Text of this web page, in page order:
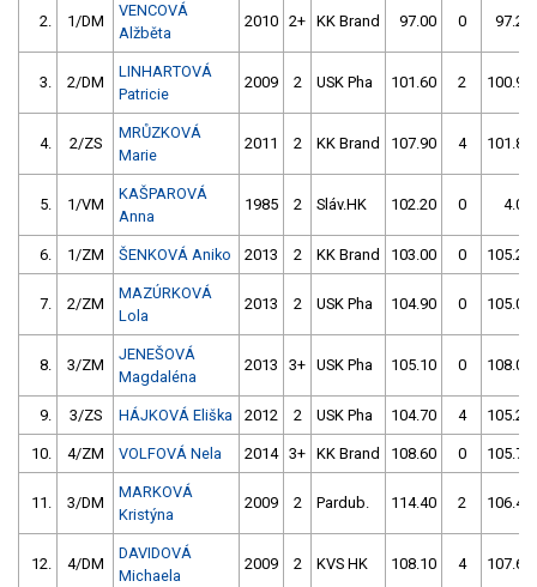
2. 1/DM
VENCOVÁ
Alžběta
2010 2+ KK Brand 97.00 0 97.20
3. 2/DM
LINHARTOVÁ
Patricie
2009 2 USK Pha 101.60 2 100.90
4. 2/ZS
MRŮZKOVÁ
Marie
2011 2 KK Brand 107.90 4 101.80
5. 1/VM
KAŠPAROVÁ
Anna
1985 2 Sláv.HK 102.20 0 4.00
6. 1/ZM ŠENKOVÁ Aniko 2013 2 KK Brand 103.00 0 105.20
7. 2/ZM
MAZÚRKOVÁ
Lola
2013 2 USK Pha 104.90 0 105.00
8. 3/ZM
JENEŠOVÁ
Magdaléna
2013 3+ USK Pha 105.10 0 108.00
9. 3/ZS HÁJKOVÁ Eliška 2012 2 USK Pha 104.70 4 105.20
10. 4/ZM VOLFOVÁ Nela 2014 3+ KK Brand 108.60 0 105.70
11. 3/DM
MARKOVÁ
Kristýna
2009 2 Pardub. 114.40 2 106.40
12. 4/DM
DAVIDOVÁ
Michaela
2009 2 KVS HK 108.10 4 107.60